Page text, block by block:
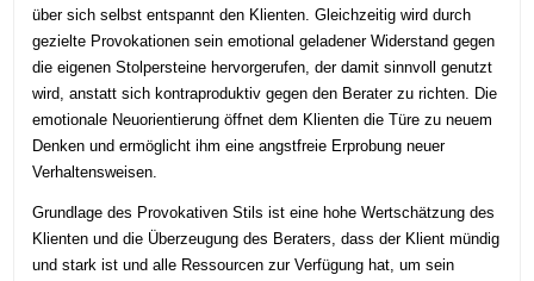
über sich selbst entspannt den Klienten. Gleichzeitig wird durch
gezielte Provokationen sein emotional geladener Widerstand gegen
die eigenen Stolpersteine hervorgerufen, der damit sinnvoll genutzt
wird, anstatt sich kontraproduktiv gegen den Berater zu richten. Die
emotionale Neuorientierung öffnet dem Klienten die Türe zu neuem
Denken und ermöglicht ihm eine angstfreie Erprobung neuer
Verhaltensweisen.
Grundlage des Provokativen Stils ist eine hohe Wertschätzung des
Klienten und die Überzeugung des Beraters, dass der Klient mündig
und stark ist und alle Ressourcen zur Verfügung hat, um sein